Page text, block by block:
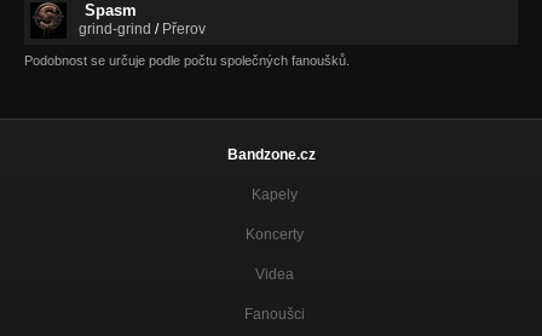
Spasm
grind-grind / Přerov
Podobnost se určuje podle počtu společných fanoušků.
Bandzone.cz
Kapely
Koncerty
Videa
Fanoušci